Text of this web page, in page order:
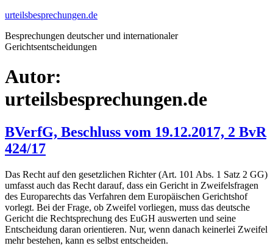
Zum
springen
urteilsbesprechungen.de
Besprechungen deutscher und internationaler
Gerichtsentscheidungen
Autor:
urteilsbesprechungen.de
BVerfG, Beschluss vom 19.12.2017, 2 BvR
424/17
Das Recht auf den gesetzlichen Richter (Art. 101 Abs. 1 Satz 2 GG)
umfasst auch das Recht darauf, dass ein Gericht in Zweifelsfragen
des Europarechts das Verfahren dem Europäischen Gerichtshof
vorlegt. Bei der Frage, ob Zweifel vorliegen, muss das deutsche
Gericht die Rechtsprechung des EuGH auswerten und seine
Entscheidung daran orientieren. Nur, wenn danach keinerlei Zweifel
mehr bestehen, kann es selbst entscheiden.